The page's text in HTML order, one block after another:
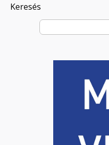
Keresés